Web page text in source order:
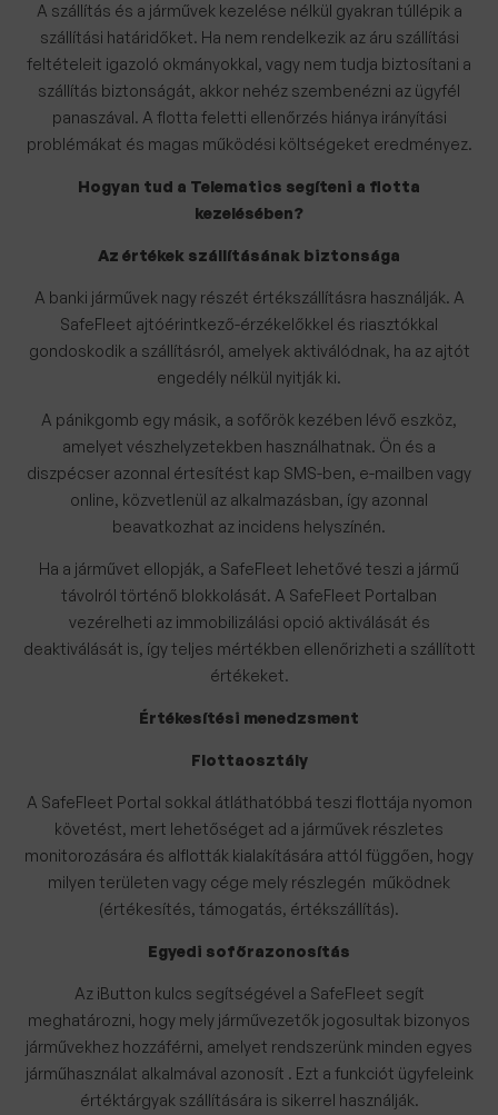
A szállítás és a járművek kezelése nélkül gyakran túllépik a
szállítási határidőket. Ha nem rendelkezik az áru szállítási
feltételeit igazoló okmányokkal, vagy nem tudja biztosítani a
szállítás biztonságát, akkor nehéz szembenézni az ügyfél
panaszával. A flotta feletti ellenőrzés hiánya irányítási
problémákat és magas működési költségeket eredményez.
Hogyan tud a Telematics segíteni a flotta
kezelésében?
Az értékek szállításának biztonsága
A banki járművek nagy részét értékszállításra használják. A
SafeFleet ajtóérintkező-érzékelőkkel és riasztókkal
gondoskodik a szállításról, amelyek aktiválódnak, ha az ajtót
engedély nélkül nyitják ki.
A pánikgomb egy másik, a sofőrök kezében lévő eszköz,
amelyet vészhelyzetekben használhatnak. Ön és a
diszpécser azonnal értesítést kap SMS-ben, e-mailben vagy
online, közvetlenül az alkalmazásban, így azonnal
beavatkozhat az incidens helyszínén.
Ha a járművet ellopják, a SafeFleet lehetővé teszi a jármű
távolról történő blokkolását. A SafeFleet Portalban
vezérelheti az immobilizálási opció aktiválását és
deaktiválását is, így teljes mértékben ellenőrizheti a szállított
értékeket.
Értékesítési menedzsment
Flottaosztály
A SafeFleet Portal sokkal átláthatóbbá teszi flottája nyomon
követést, mert lehetőséget ad a járművek részletes
monitorozására és alflották kialakítására attól függően, hogy
milyen területen vagy cége mely részlegén működnek
(értékesítés, támogatás, értékszállítás).
Egyedi sofőrazonosítás
Az iButton kulcs segítségével a SafeFleet segít
meghatározni, hogy mely járművezetők jogosultak bizonyos
járművekhez hozzáférni, amelyet rendszerünk minden egyes
járműhasználat alkalmával azonosít . Ezt a funkciót ügyfeleink
értéktárgyak szállítására is sikerrel használják.